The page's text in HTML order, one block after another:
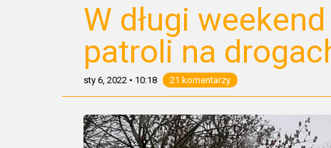
W długi
patroli na
sty 6, 2022 • 10:18 21 komentarzy